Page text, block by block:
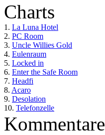
Charts
1. La Luna Hotel
2. PC Room
3. Uncle Willies Gold
4. Eulenraum
5. Locked in
6. Enter the Safe Room
7. Headfi
8. Acaro
9. Desolation
10. Telefonzelle
Kommentare